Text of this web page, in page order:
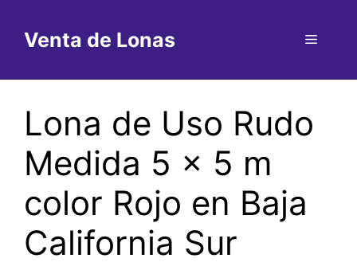
contenido
Venta de Lonas Menú
Lona de Uso Rudo
Medida 5 x 5 m
color Rojo en Baja
California Sur